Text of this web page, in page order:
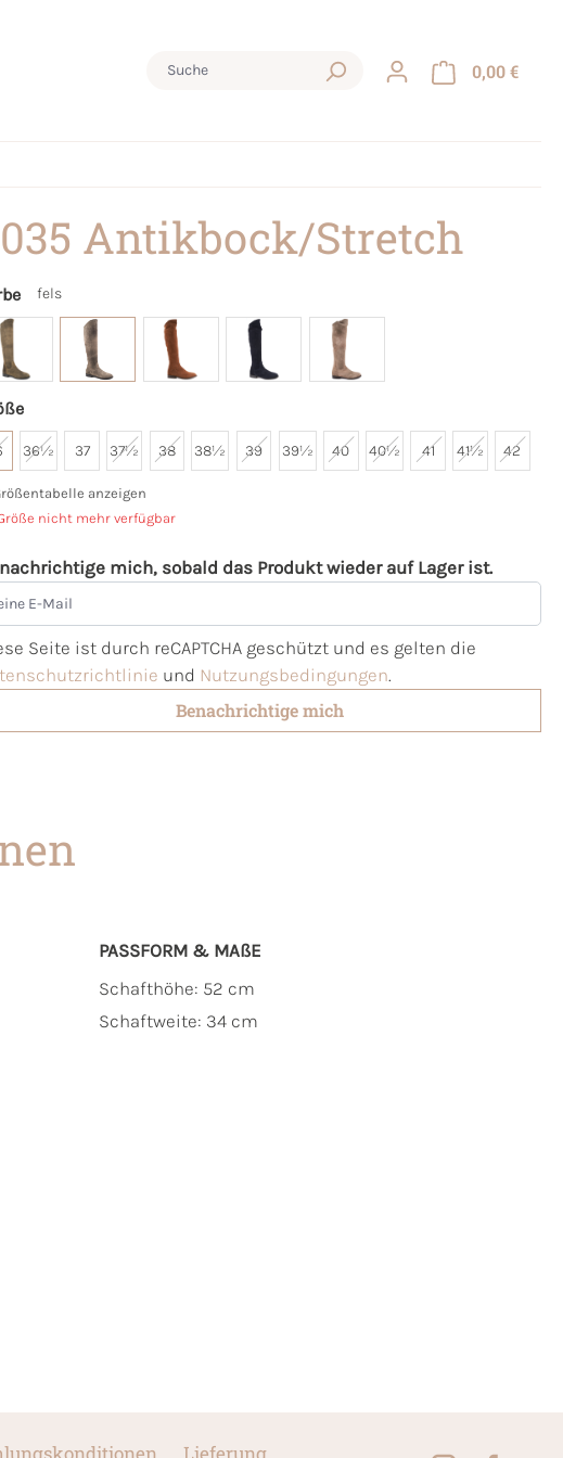
0,00 €
Antikbock/Stretch
fels
36½ 37 37½ 38 38½ 39 39½ 40 40½ 41 41½ 42
anzeigen
nicht mehr verfügbar
mich, sobald das Produkt wieder auf Lager ist.
E-Mail
Seite ist durch reCAPTCHA geschützt und es gelten die
und Nutzungsbedingungen.
Benachrichtige mich
PASSFORM & MAẞE
Schafthöhe: 52 cm
Schaftweite: 34 cm